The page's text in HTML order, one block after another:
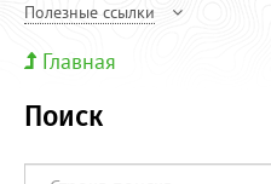
Полезные ссылки
Главная
Поиск